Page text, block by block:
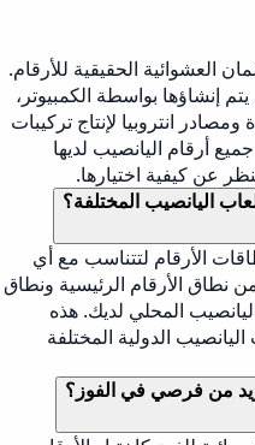
العشوائية الحقيقية للأرقام.
إنشاؤها بواسطة الكمبيوتر،
انتروبيا لإنتاج تركيبات
أرقام اليانصيب لديها
عن كيفية اختيارها.
اليانصيب المختلفة؟
الأرقام لتتناسب مع أي
الأرقام الرئيسية ونطاق
المحلي لديك. هذه
الدولية المختلفة
من فرصي في الفوز؟